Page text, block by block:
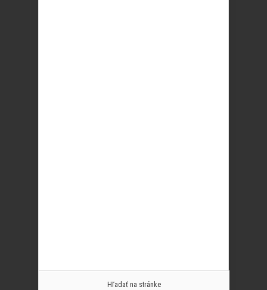
Hľadať na stránke